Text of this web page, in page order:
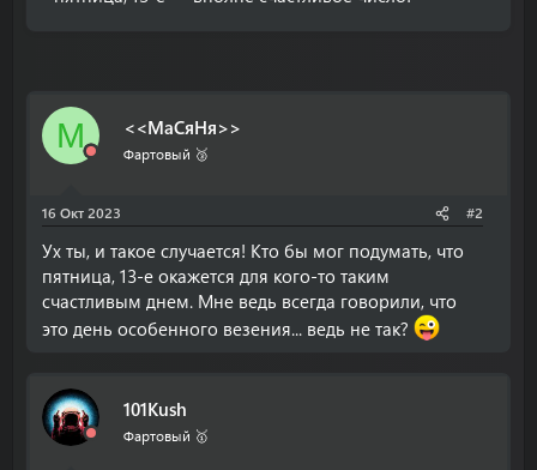
М <<МаСяНя>>
Фартовый 🥉
16 Окт 2023 #2
Ух ты, и такое случается! Кто бы мог подумать, что
пятница, 13-е окажется для кого-то таким
счастливым днем. Мне ведь всегда говорили, что
это день особенного везения... ведь не так?
101Kush
Фартовый 🥇